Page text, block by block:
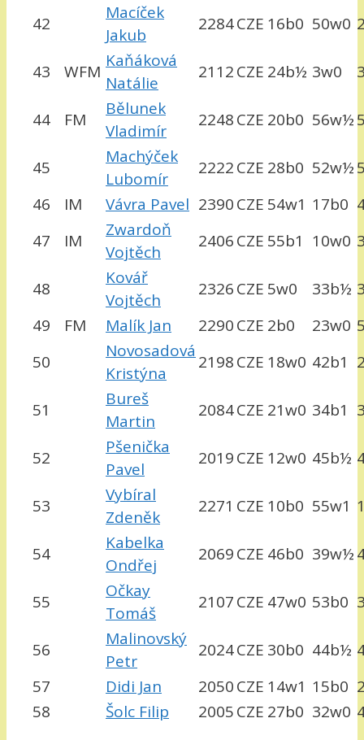
42
Macíček
Jakub
2284CZE 16b0 50w0
43 WFM
Kaňáková
Natálie
2112CZE 24b½ 3w0
44 FM
Bělunek
Vladimír
2248CZE 20b0 56w½
45
Machýček
Lubomír
2222CZE 28b0 52w½
46
IM Vávra Pavel 2390CZE 54w1 17b0
47
IM
Zwardoň
Vojtěch
2406CZE 55b1 10w0
48
Kovář
Vojtěch
2326CZE 5w0 33b½
49
FM Malík Jan 2290CZE 2b0 23w0
50
Novosadová
Kristýna
2198CZE 18w0 42b1
51
Bureš
Martin
2084CZE 21w0 34b1
52
Pšenička
Pavel
2019CZE 12w0 45b½
53
Vybíral
Zdeněk
2271 CZE 10b0 55w1
54
Kabelka
Ondřej
2069CZE 46b0 39w½
55
Očkay
Tomáš
2107CZE 47w0 53b0
56
Malinovský
Petr
2024CZE 30b0 44b½
57
Didi Jan 2050CZE 14w1 15b0
58
Šolc Filip 2005CZE 27b0 32w0